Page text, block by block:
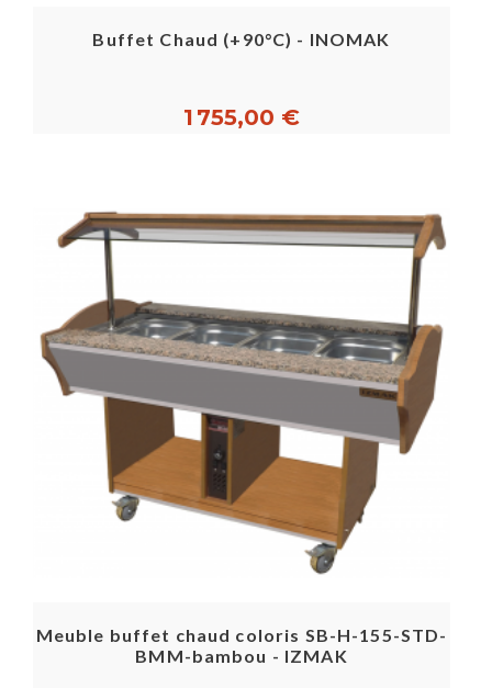
Buffet Chaud (+90°C) - INOMAK
1 755,00 €
Meuble buffet chaud coloris SB-H-155-STD-
BMM-bambou - IZMAK